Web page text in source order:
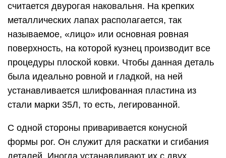
считается двурогая наковальня. На крепких
металлических лапах располагается, так
называемое, «лицо» или основная ровная
поверхность, на которой кузнец производит все
процедуры плоской ковки. Чтобы данная деталь
была идеально ровной и гладкой, на ней
устанавливается шлифованная пластина из
стали марки 35Л, то есть, легированной.
С одной стороны приваривается конусной
формы рог. Он служит для раскатки и сгибания